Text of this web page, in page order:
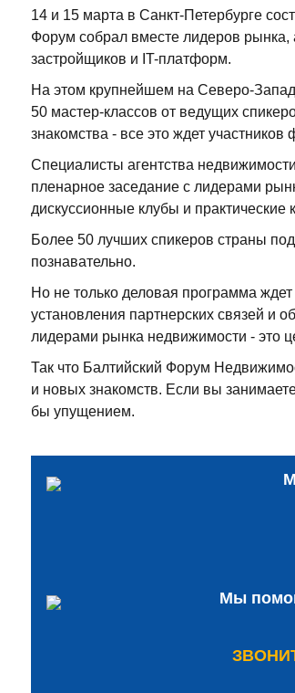
14 и 15 марта в Санкт-Петербурге
Форум собрал вместе лидеров рынка,
застройщиков и IT-платформ.
На этом крупнейшем на Северо-
50 мастер-классов от ведущих
знакомства - все это ждет участников
Специалисты агентства
пленарное заседание с лидерами
дискуссионные клубы и
Более 50 лучших спикеров страны
познавательно.
Но не только деловая программа
установления партнерских связей и
лидерами рынка недвижимости - это
Так что Балтийский Форум
и новых знакомств. Если вы
бы упущением.
Мы